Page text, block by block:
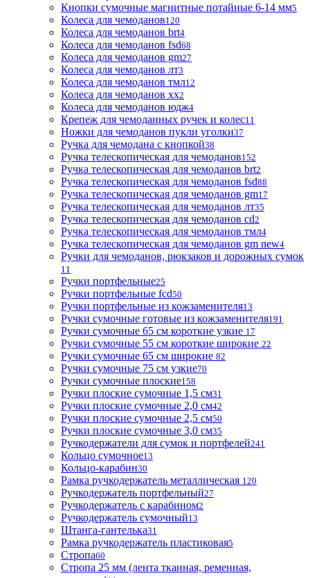
Кнопки сумочные магнитные потайные 6-14 мм5
Колеса для чемоданов120
Колеса для чемоданов brt4
Колеса для чемоданов fsd68
Колеса для чемоданов gm27
Колеса для чемоданов лт3
Колеса для чемоданов тмл12
Колеса для чемоданов хх2
Колеса для чемоданов юдж4
Крепеж для чемоданных ручек и колес11
Ножки для чемоданов пукли уголки37
Ручка для чемодана с кнопкой38
Ручка телескопическая для чемоданов152
Ручка телескопическая для чемоданов brt2
Ручка телескопическая для чемоданов fsd88
Ручка телескопическая для чемоданов gm17
Ручка телескопическая для чемоданов лт35
Ручка телескопическая для чемоданов сd2
Ручка телескопическая для чемоданов тмл4
Ручка телескопическая для чемоданов gm new4
Ручки для чемоданов, рюкзаков и дорожных сумок
11
Ручки портфельные25
Ручки портфельные fcd50
Ручки портфельные из кожзаменителя13
Ручки сумочные готовые из кожзаменителя191
Ручки сумочные 65 см короткие узкие 17
Ручки сумочные 55 см короткие широкие 22
Ручки сумочные 65 см широкие 82
Ручки сумочные 75 см узкие70
Ручки сумочные плоские158
Ручки плоские сумочные 1,5 см31
Ручки плоские сумочные 2,0 см42
Ручки плоские сумочные 2,5 см50
Ручки плоские сумочные 3,0 см35
Ручкодержатели для сумок и портфелей241
Кольцо сумочное13
Кольцо-карабин30
Рамка ручкодержатель металлическая 120
Ручкодержатель портфельный27
Ручкодержатель с карабином2
Ручкодержатель сумочный13
Штанга-гантелька31
Рамка ручкодержатель пластиковая5
Стропа60
Стропа 25 мм (лента тканная, ременная,